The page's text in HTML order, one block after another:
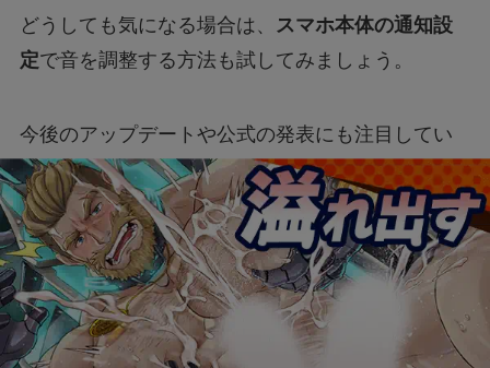
どうしても気になる場合は、 スマホ本体の通知設
定で音を調整する方法も試してみましょう。
今後のアップデートや公式の発表にも注目してい
きたいですね！